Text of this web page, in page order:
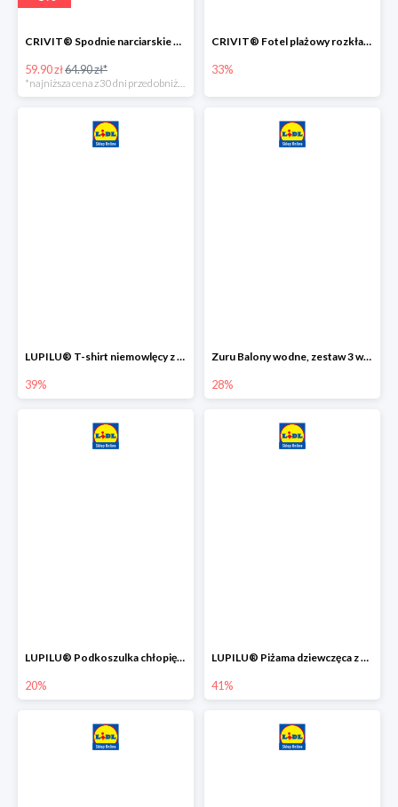
CRIVIT® Spodnie narciarskie dziewczęce
59.90 zł64.90 zł*
*najniższa cena z 30 dni przed obniżką
CRIVIT® Fotel plażowy rozkładany / Brodzik dziecięcy
33%
LUPILU® T-shirt niemowlęcy z biobawełny -39%
39%
Zuru Balony wodne, zestaw 3 wiązek -28%
28%
LUPILU® Podkoszulka chłopięca z bawełny -20%
20%
LUPILU® Piżama dziewczęca z bawełny -41%
41%